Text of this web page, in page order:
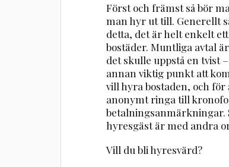
Först och främst så bör
man hyr ut till. Generellt
detta, det är helt enkelt
bostäder. Muntliga avtal
det skulle uppstå en tvist
annan viktig punkt att
vill hyra bostaden, och för
anonymt ringa till
betalningsanmärkningar.
hyresgäst är med andra
Vill du bli hyresvärd?